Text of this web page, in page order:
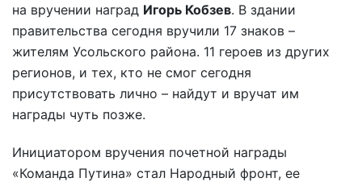
на вручении наград Игорь Кобзев. В здании
правительства сегодня вручили 17 знаков –
жителям Усольского района. 11 героев из других
регионов, и тех, кто не смог сегодня
присутствовать лично – найдут и вручат им
награды чуть позже.
Инициатором вручения почетной награды
«Команда Путина» стал Народный фронт, ее